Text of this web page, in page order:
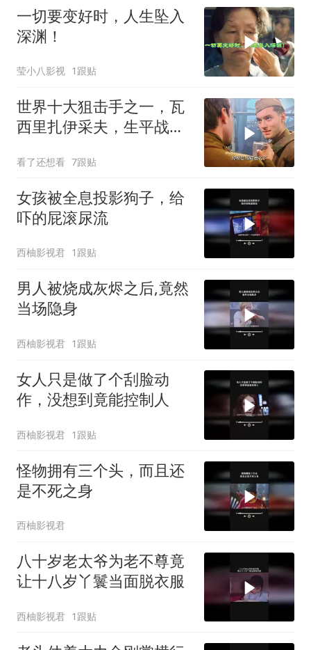
一切要变好时，人生坠入
深渊！
莹小八影视 1跟贴
世界十大狙击手之一，瓦
西里扎伊采夫，生平战绩
看了还想看 7跟贴
女孩被全息投影狗子，给
吓的屁滚尿流
西柚影视君 1跟贴
男人被烧成灰烬之后,竟然
当场隐身
西柚影视君 1跟贴
女人只是做了个刮脸动
作，没想到竟能控制人
西柚影视君 1跟贴
怪物拥有三个头，而且还
是不死之身
西柚影视君
八十岁老太爷为老不尊竟
让十八岁丫鬟当面脱衣服
西柚影视君 1跟贴